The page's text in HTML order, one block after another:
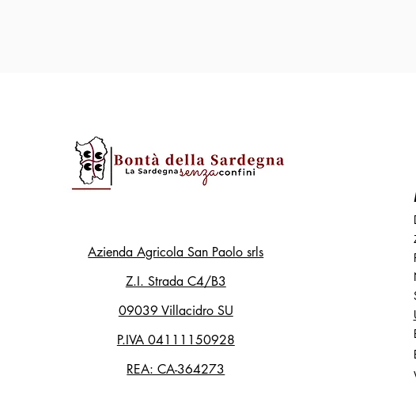
Azienda Agricola San Paolo srls
Z.I. Strada C4/B3
09039 Villacidro SU
P.IVA 04111150928
REA: CA-364273